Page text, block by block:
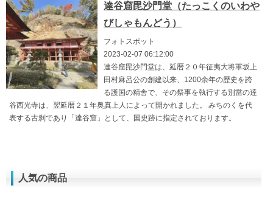
達谷窟毘沙門堂（たっこくのいわや
びしゃもんどう）
フォトスポット
2023-02-07 06:12:00
達谷窟毘沙門堂は、延暦２０年征夷大将軍坂上
田村麻呂公の創建以来、1200余年の歴史を誇
る護国の精舎で、その祭事を執行する別當の達
谷西光寺は、翌延暦２１年奥真上人によって開かれました。 みちのくを代
表する古刹であり「達谷窟」として、国史跡に指定されております。
人気の商品